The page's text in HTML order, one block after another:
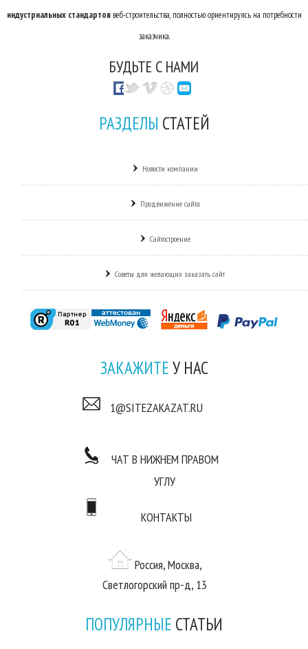
индустриальных стандартов веб-строительства, полностью ориентируясь на потребности
заказчика.
БУДЬТЕ С НАМИ
РАЗДЕЛЫ СТАТЕЙ
Новости компании
Продвижение сайта
Сайтостроение
Советы для желающих заказать сайт
ЗАКАЖИТЕУ НАС
1@SITEZAKAZAT.RU
ЧАТ В НИЖНЕМ ПРАВОМ
УГЛУ
КОНТАКТЫ
Россия, Москва,
Светлогорский пр-д, 13
ПОПУЛЯРНЫЕ СТАТЬИ